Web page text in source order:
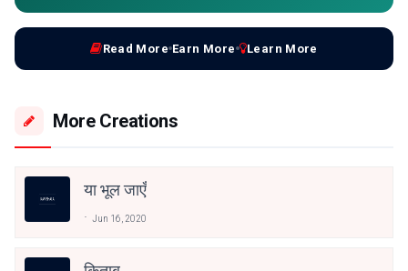
Read More Earn More Learn More
More Creations
या भूल जाएँ
Jun 16, 2020